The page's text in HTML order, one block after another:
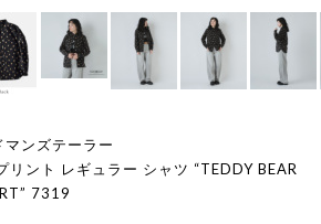
ンズテーラー
リント レギュラー シャツ “TEDDY BEAR
7319